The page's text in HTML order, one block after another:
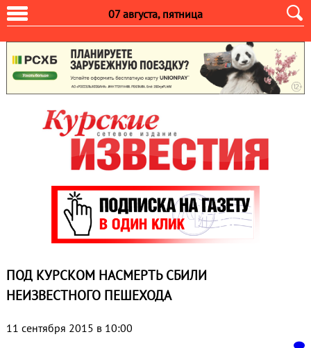
07 августа, пятница
ПОД КУРСКОМ НАСМЕРТЬ СБИЛИ
НЕИЗВЕСТНОГО ПЕШЕХОДА
11 сентября 2015 в 10:00